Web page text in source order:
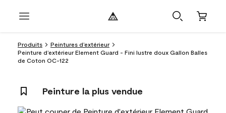
Produits
Peintures d’extérieur
Peinture d’extérieur Element Guard - Fini lustre doux Gallon Balles
de Coton OC-122
Peinture la plus vendue